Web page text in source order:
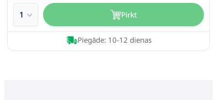
Pirkt
Piegāde: 10-12 dienas